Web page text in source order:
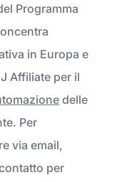
Programma
in Europa e
Affiliate per il
delle
Per
via email,
per